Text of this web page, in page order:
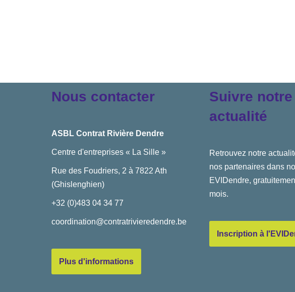
Nous contacter
ASBL Contrat Rivière Dendre
Centre d'entreprises « La Sille »
Rue des Foudriers, 2 à 7822 Ath
(Ghislenghien)
+32 (0)483 04 34 77
coordination@contratrivieredendre.be
Plus d'informations
Suivre notre
actualité
Retrouvez notre
nos partenaires dans
EVIDendre,
mois.
Inscription à